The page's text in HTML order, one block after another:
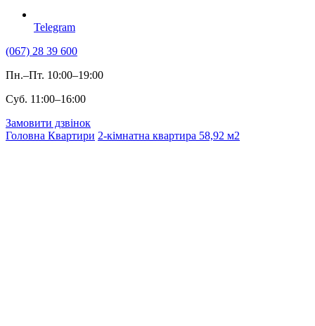
Telegram
(067) 28 39 600
Пн.–Пт. 10:00–19:00
Суб. 11:00–16:00
Замовити дзвінок
Головна Квартири 2-кімнатна квартира 58,92 м2